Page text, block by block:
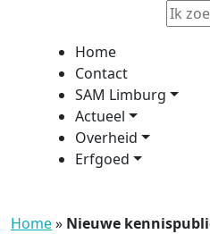
Home
Contact
SAM Limburg
Actueel
Overheid
Erfgoed
Home» Nieuwe